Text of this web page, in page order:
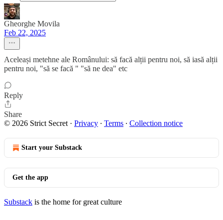
Gheorghe Movila
Feb 22, 2025
Aceleași metehne ale Românului: să facă alții pentru noi, să iasă alții
pentru noi, "să se facă " "să ne dea" etc
Reply
Share
© 2026 Strict Secret · Privacy ∙ Terms ∙ Collection notice
Start your Substack
Get the app
Substack is the home for great culture